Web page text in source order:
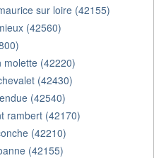
sur loire (42155)
(42560)
molette (42220)
(42430)
(42540)
rambert (42170)
(42210)
(42155)